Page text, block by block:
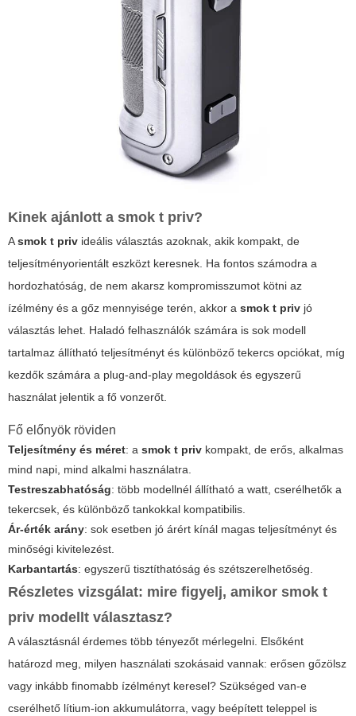
Kinek ajánlott a smok t priv?
Asmok t priv ideális választás azoknak, akik kompakt, de
teljesítményorientált eszközt keresnek. Ha fontos számodra a
hordozhatóság, de nem akarsz kompromisszumot kötni az
ízélmény és a gőz mennyisége terén, akkor a smok t priv jó
választás lehet. Haladó felhasználók számára is sok modell
tartalmaz állítható teljesítményt és különböző tekercs opciókat, míg
kezdők számára a plug-and-play megoldások és egyszerű
használat jelentik a fő vonzerőt.
Fő előnyök röviden
Teljesítmény és méret: a smok t priv kompakt, de erős, alkalmas
mind napi, mind alkalmi használatra.
Testreszabhatóság: több modellnél állítható a watt, cserélhetők a
tekercsek, és különböző tankokkal kompatibilis.
Ár-érték arány: sok esetben jó árért kínál magas teljesítményt és
minőségi kivitelezést.
Karbantartás: egyszerű tisztíthatóság és szétszerelhetőség.
Részletes vizsgálat: mire figyelj, amikor smok t
priv modellt választasz?
A választásnál érdemes több tényezőt mérlegelni. Elsőként
határozd meg, milyen használati szokásaid vannak: erősen gőzölsz
vagy inkább finomabb ízélményt keresel? Szükséged van-e
cserélhető lítium-ion akkumulátorra, vagy beépített teleppel is